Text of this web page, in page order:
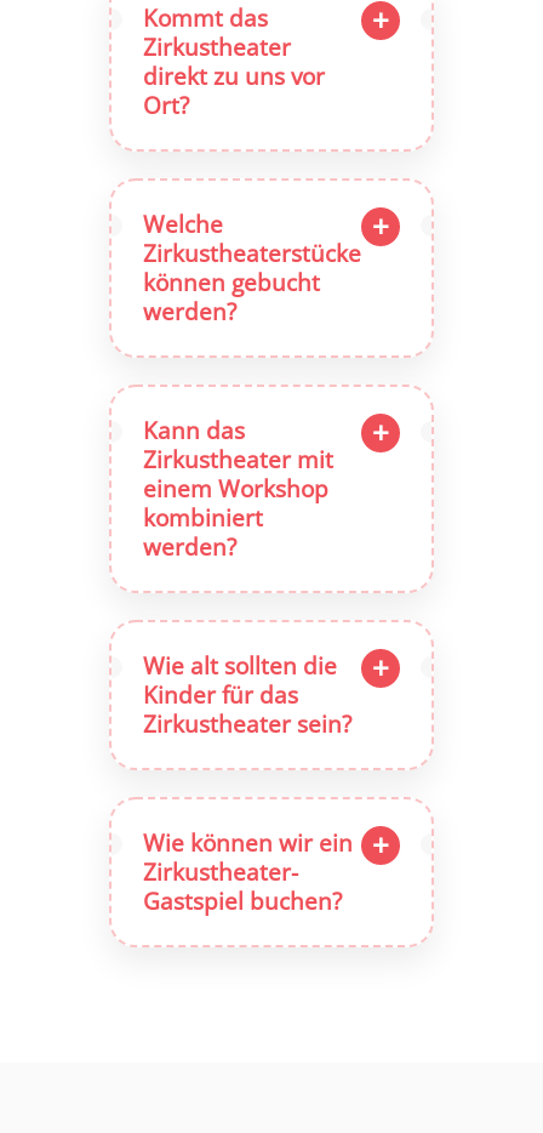
Kommt das
Zirkustheater
direkt zu uns vor
Ort?
Welche
Zirkustheaterstücke
können gebucht
werden?
Kann das
Zirkustheater mit
einem Workshop
kombiniert
werden?
Wie alt sollten die
Kinder für das
Zirkustheater sein?
Wie können wir ein
Zirkustheater-
Gastspiel buchen?